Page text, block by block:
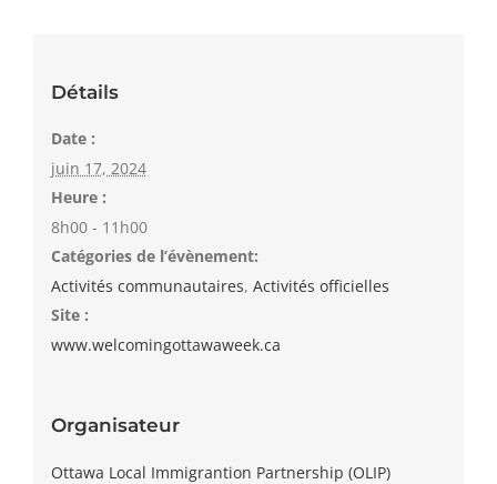
Détails
Date :
juin 17, 2024
Heure :
8h00 - 11h00
Catégories de l’évènement:
Activités communautaires, Activités officielles
Site :
www.welcomingottawaweek.ca
Organisateur
Ottawa Local Immigrantion Partnership (OLIP)